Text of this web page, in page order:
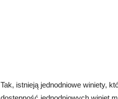
Tak, istnieją jednodniowe winiety,